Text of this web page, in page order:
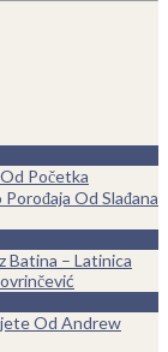
Početka
Od Slađana
Batina – Latinica
Od Andrew